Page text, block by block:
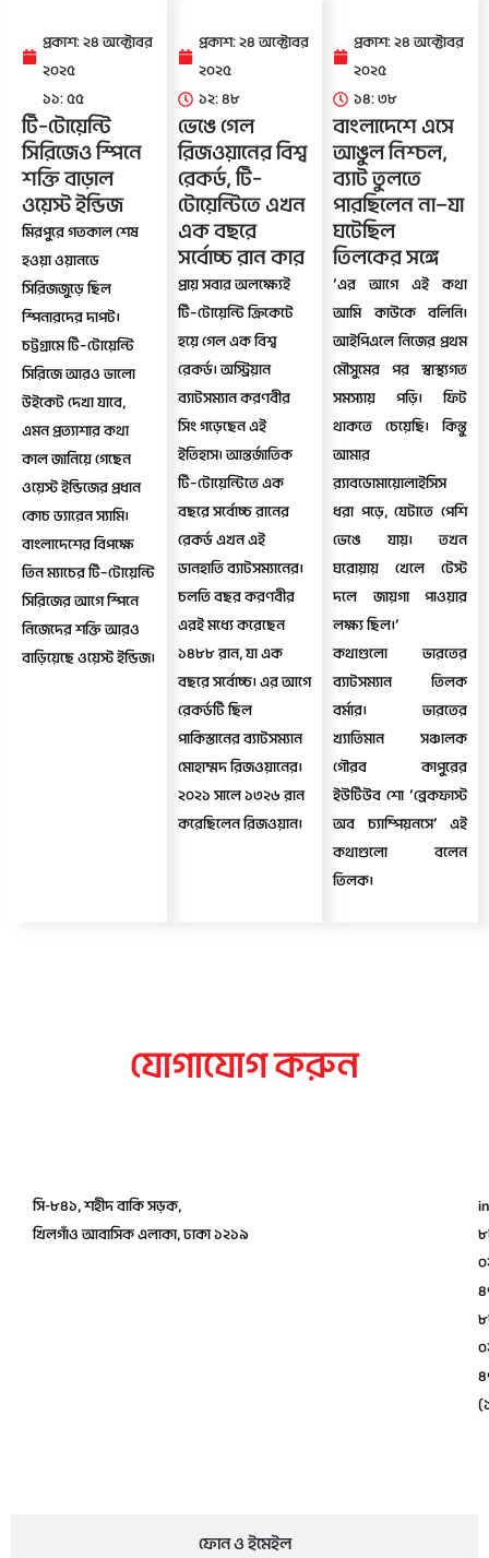
প্রকাশ: ২৪ অক্টোবর
২০২৫
১১: ৫৫
টি–টোয়েন্টি
সিরিজেও স্পিনে
শক্তি বাড়াল
ওয়েস্ট ইন্ডিজ
মিরপুরে গতকাল শেষ
হওয়া ওয়ানডে
সিরিজজুড়ে ছিল
স্পিনারদের দাপট।
চট্টগ্রামে টি–টোয়েন্টি
সিরিজে আরও ভালো
উইকেট দেখা যাবে,
এমন প্রত্যাশার কথা
কাল জানিয়ে গেছেন
ওয়েস্ট ইন্ডিজের প্রধান
কোচ ড্যারেন স্যামি।
বাংলাদেশের বিপক্ষে
তিন ম্যাচের টি–টোয়েন্টি
সিরিজের আগে স্পিনে
নিজেদের শক্তি আরও
বাড়িয়েছে ওয়েস্ট ইন্ডিজ।
প্রকাশ: ২৪ অক্টোবর
২০২৫
১২: ৪৮
ভেঙে গেল
রিজওয়ানের বিশ্ব
রেকর্ড, টি–
টোয়েন্টিতে এখন
এক বছরে
সর্বোচ্চ রান কার
প্রায় সবার অলক্ষ্যেই
টি–টোয়েন্টি ক্রিকেটে
হয়ে গেল এক বিশ্ব
রেকর্ড। অস্ট্রিয়ান
ব্যাটসম্যান করণবীর
সিং গড়েছেন এই
ইতিহাস। আন্তর্জাতিক
টি–টোয়েন্টিতে এক
বছরে সর্বোচ্চ রানের
রেকর্ড এখন এই
ডানহাতি ব্যাটসম্যানের।
চলতি বছর করণবীর
এরই মধ্যে করেছেন
১৪৮৮ রান, যা এক
বছরে সর্বোচ্চ। এর আগে
রেকর্ডটি ছিল
পাকিস্তানের ব্যাটসম্যান
মোহাম্মদ রিজওয়ানের।
২০২১ সালে ১৩২৬ রান
করেছিলেন রিজওয়ান।
প্রকাশ: ২৪ অক্টোবর
২০২৫
১৪: ৩৮
বাংলাদেশে এসে
আঙুল নিশ্চল,
ব্যাট তুলতে
পারছিলেন না—যা
ঘটেছিল
তিলকের সঙ্গে
‘এর আগে এই কথা
আমি কাউকে বলিনি।
আইপিএলে নিজের প্রথম
মৌসুমের পর স্বাস্থ্যগত
সমস্যায় পড়ি। ফিট
থাকতে চেয়েছি। কিন্তু
আমার
র‌্যাবডোমায়োলাইসিস
ধরা পড়ে, যেটাতে পেশি
ভেঙে যায়। তখন
ঘরোয়ায় খেলে টেস্ট
দলে জায়গা পাওয়ার
লক্ষ্য ছিল।’
কথাগুলো ভারতের
ব্যাটসম্যান তিলক
বর্মার। ভারতের
খ্যাতিমান সঞ্চালক
গৌরব কাপুরের
ইউটিউব শো ‘ব্রেকফাস্ট
অব চ্যাম্পিয়নসে’ এই
কথাগুলো বলেন
তিলক।
যোগাযোগ করুন
ফোন ও ইমেইল
সি-৮৪১, শহীদ বাকি সড়ক,
খিলগাঁও আবাসিক এলাকা, ঢাকা ১২১৯